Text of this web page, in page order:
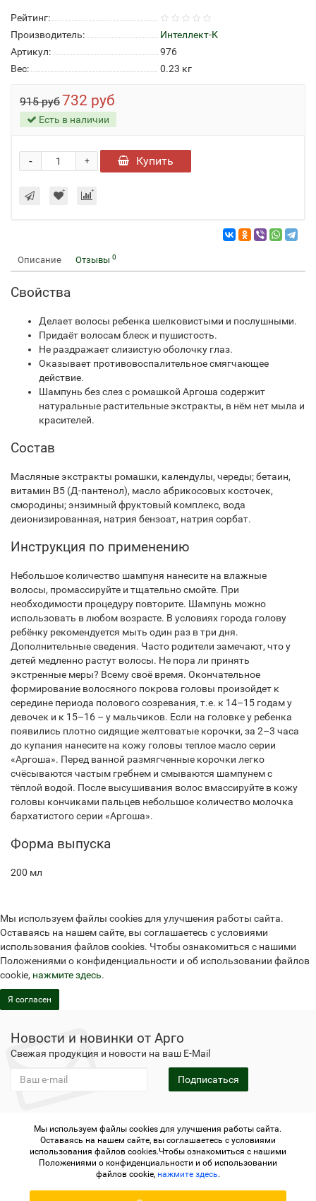
Рейтинг:
Производитель:
Интеллект-К
Артикул:
976
Вес:
0.23 кг
915 руб732 руб
Есть в наличии
+
- Купить
Описание Отзывы 0
Свойства
Делает волосы ребенка шелковистыми и послушными.
Придаёт волосам блеск и пушистость.
Не раздражает слизистую оболочку глаз.
Оказывает противовоспалительное смягчающее
действие.
Шампунь без слез с ромашкой Аргоша содержит
натуральные растительные экстракты, в нём нет мыла и
красителей.
Состав
Масляные экстракты ромашки, календулы, череды; бетаин,
витамин В5 (Д-пантенол), масло абрикосовых косточек,
смородины; энзимный фруктовый комплекс, вода
деионизированная, натрия бензоат, натрия сорбат.
Инструкция по применению
Небольшое количество шампуня нанесите на влажные
волосы, промассируйте и тщательно смойте. При
необходимости процедуру повторите. Шампунь можно
использовать в любом возрасте. В условиях города голову
ребёнку рекомендуется мыть один раз в три дня.
Дополнительные сведения. Часто родители замечают, что у
детей медленно растут волосы. Не пора ли принять
экстренные меры? Всему своё время. Окончательное
формирование волосяного покрова головы произойдет к
середине периода полового созревания, т.е. к 14–15 годам у
девочек и к 15–16 – у мальчиков. Если на головке у ребенка
появились плотно сидящие желтоватые корочки, за 2–3 часа
до купания нанесите на кожу головы теплое масло серии
«Аргоша». Перед ванной размягченные корочки легко
счёсываются частым гребнем и смываются шампунем с
тёплой водой. После высушивания волос вмассируйте в кожу
головы кончиками пальцев небольшое количество молочка
бархатистого серии «Аргоша».
Форма выпуска
200 мл
Мы используем файлы cookies для улучшения работы сайта.
Оставаясь на нашем сайте, вы соглашаетесь с условиями
использования файлов cookies. Чтобы ознакомиться с нашими
Положениями о конфиденциальности и об использовании файлов
cookie, нажмите здесь.
Я согласен
Новости и новинки от Арго
Свежая продукция и новости на ваш E-Mail
Подписаться
Не является публичной офертой
Политика
конфиденциальности
Не является публичной офертой
Политика конфиденциальности
Регистрация в Арго
Argo.su - интернет-магазин отделения Арго © 2006-2026 ИП
Мы используем файлы cookies для улучшения работы сайта.
Оставаясь на нашем сайте, вы соглашаетесь с условиями
использования файлов cookies.Чтобы ознакомиться с нашими
Положениями о конфиденциальности и об использовании
файлов cookie, нажмите здесь.